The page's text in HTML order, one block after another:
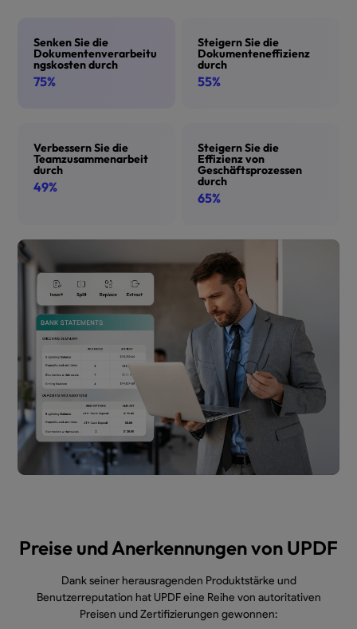
Senken Sie die
Dokumentenverarbeitu
ngskosten durch
75%
Steigern Sie die
Dokumenteneffizienz
durch
55%
Verbessern Sie die
Teamzusammenarbeit
durch
49%
Steigern Sie die
Effizienz von
Geschäftsprozessen
durch
65%
Preise und Anerkennungen von UPDF
Dank seiner herausragenden Produktstärke und
Benutzerreputation hat UPDF eine Reihe von autoritativen
Preisen und Zertifizierungen gewonnen: